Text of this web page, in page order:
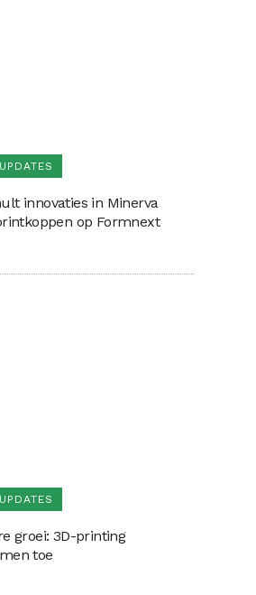
innovaties in Minerva
op Formnext
groei: 3D-printing
toe